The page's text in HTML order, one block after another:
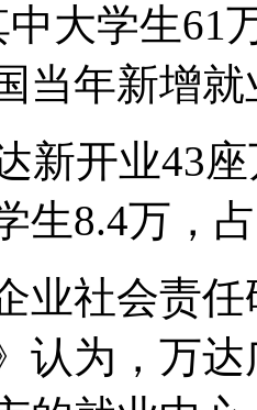
中大学生61
当年新增
新开业43
生8.4万，
业社会责
认为，万